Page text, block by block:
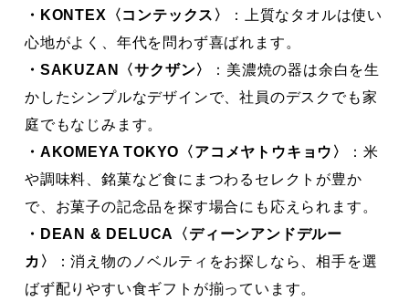
・KONTEX〈コンテックス〉
：上質なタオルは使い
心地がよく、年代を問わず喜ばれます。
・SAKUZAN〈サクザン〉
：美濃焼の器は余白を生
かしたシンプルなデザインで、社員のデスクでも家
庭でもなじみます。
・AKOMEYA TOKYO〈アコメヤトウキョウ〉
：米
や調味料、銘菓など食にまつわるセレクトが豊か
で、お菓子の記念品を探す場合にも応えられます。
・DEAN & DELUCA〈ディーンアンドデルー
カ〉
：消え物のノベルティをお探しなら、相手を選
ばず配りやすい食ギフトが揃っています。